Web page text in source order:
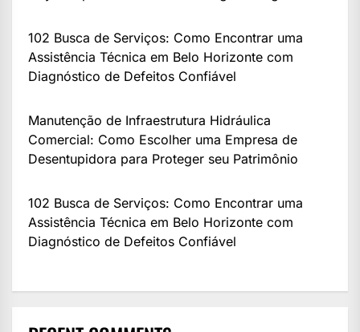
102 Busca de Serviços: Como Encontrar uma
Assistência Técnica em Belo Horizonte com
Diagnóstico de Defeitos Confiável
Manutenção de Infraestrutura Hidráulica
Comercial: Como Escolher uma Empresa de
Desentupidora para Proteger seu Patrimônio
102 Busca de Serviços: Como Encontrar uma
Assistência Técnica em Belo Horizonte com
Diagnóstico de Defeitos Confiável